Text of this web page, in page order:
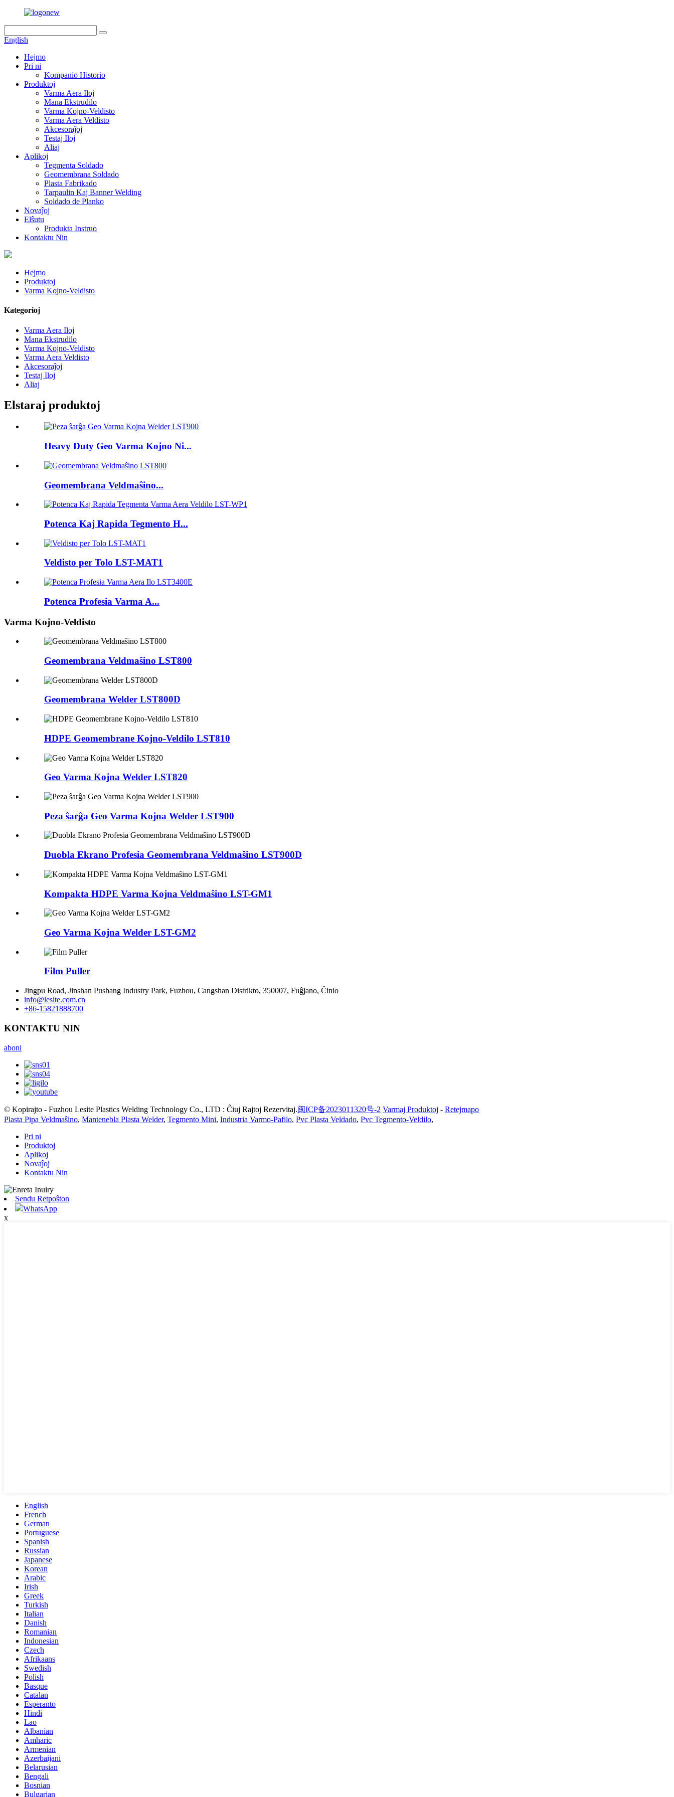
English
Hejmo
Pri ni
Kompanio Historio
Produktoj
Varma Aera Iloj
Mana Ekstrudilo
Varma Kojno-Veldisto
Varma Aera Veldisto
Akcesoraĵoj
Testaj Iloj
Aliaj
Aplikoj
Tegmenta Soldado
Geomembrana Soldado
Plasta Fabrikado
Tarpaulin Kaj Banner Welding
Soldado de Planko
Novaĵoj
Elŝutu
Produkta Instruo
Kontaktu Nin
Hejmo
Produktoj
Varma Kojno-Veldisto
Kategorioj
Varma Aera Iloj
Mana Ekstrudilo
Varma Kojno-Veldisto
Varma Aera Veldisto
Akcesoraĵoj
Testaj Iloj
Aliaj
Elstaraj produktoj
Heavy Duty Geo Varma Kojno Ni...
Geomembrana Veldmaŝino...
Potenca Kaj Rapida Tegmento H...
Veldisto per Tolo LST-MAT1
Potenca Profesia Varma A...
Varma Kojno-Veldisto
Geomembrana Veldmaŝino LST800
Geomembrana Welder LST800D
HDPE Geomembrane Kojno-Veldilo LST810
Geo Varma Kojna Welder LST820
Peza ŝarĝa Geo Varma Kojna Welder LST900
Duobla Ekrano Profesia Geomembrana Veldmaŝino LST900D
Kompakta HDPE Varma Kojna Veldmaŝino LST-GM1
Geo Varma Kojna Welder LST-GM2
Film Puller
Jingpu Road, Jinshan Pushang Industry Park, Fuzhou, Cangshan Distrikto, 350007, Fuĝjano, Ĉinio
info@lesite.com.cn
+86-15821888700
KONTAKTU NIN
aboni
© Kopirajto - Fuzhou Lesite Plastics Welding Technology Co., LTD : Ĉiuj Rajtoj Rezervitaj.闽ICP备2023011320号-2 Varmaj Produktoj - Retejmapo
Plasta Pipa Veldmaŝino, Mantenebla Plasta Welder, Tegmento Mini, Industria Varmo-Pafilo, Pvc Plasta Veldado, Pvc Tegmento-Veldilo,
Pri ni
Produktoj
Aplikoj
Novaĵoj
Kontaktu Nin
Sendu Retpoŝton
WhatsApp
x
English
French
German
Portuguese
Spanish
Russian
Japanese
Korean
Arabic
Irish
Greek
Turkish
Italian
Danish
Romanian
Indonesian
Czech
Afrikaans
Swedish
Polish
Basque
Catalan
Esperanto
Hindi
Lao
Albanian
Amharic
Armenian
Azerbaijani
Belarusian
Bengali
Bosnian
Bulgarian